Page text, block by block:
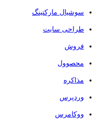
سوشیال مارکتینگ
طراحی سایت
فروش
محصوول
مذاکره
وردپرس
ووکامرس